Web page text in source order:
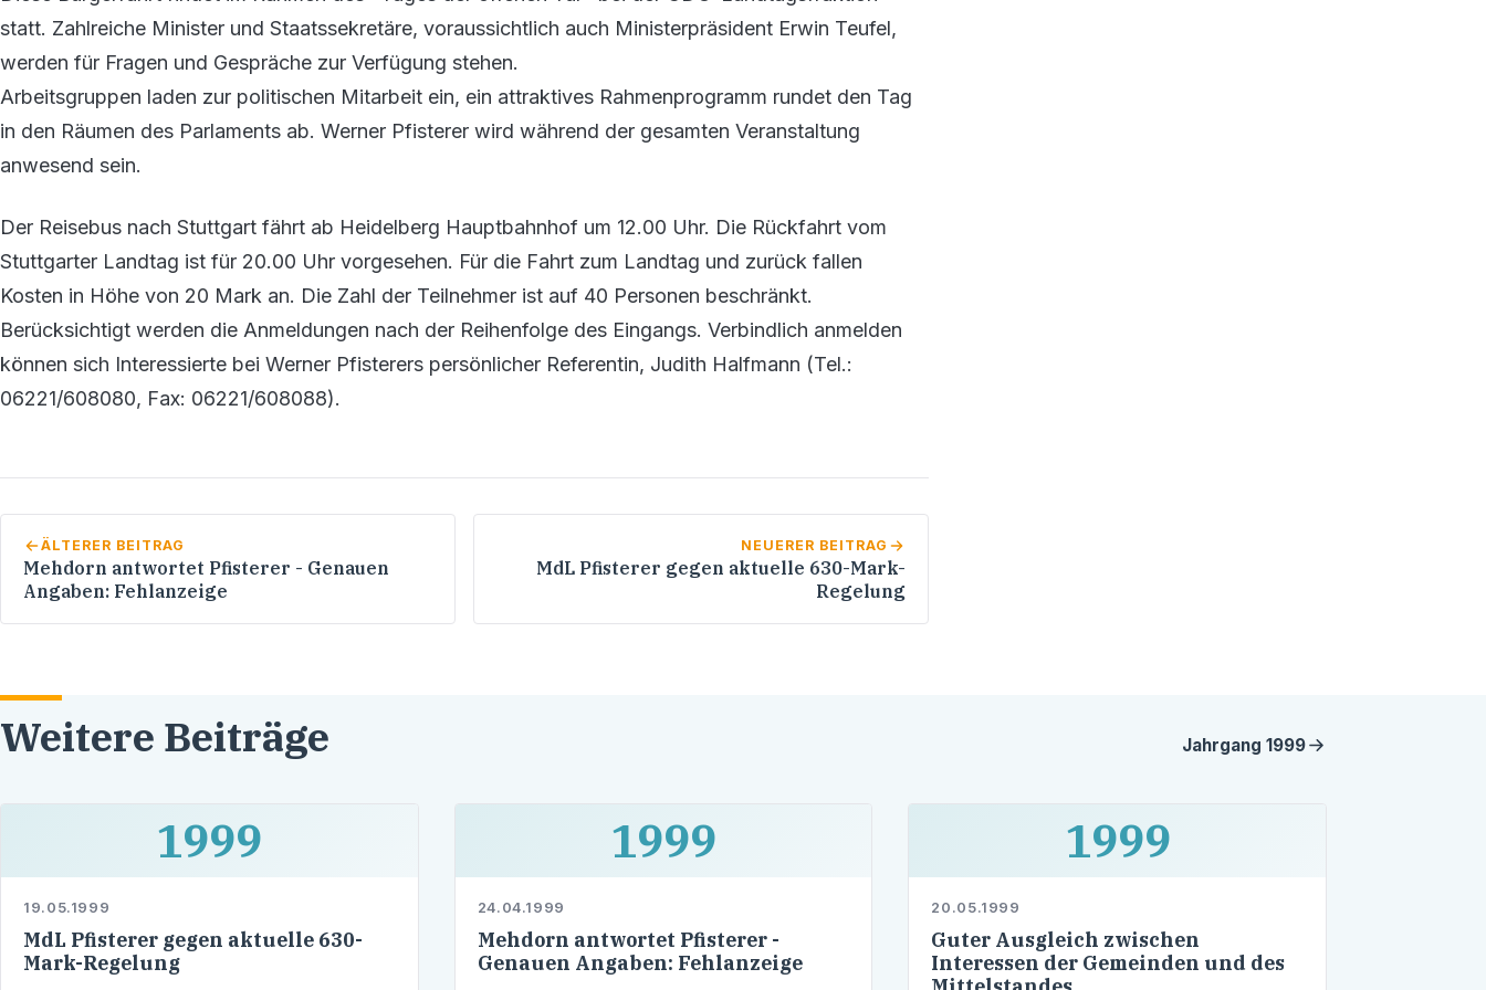
statt. Zahlreiche Minister und Staatssekretäre, voraussichtlich auch Ministerpräsident Erwin Teufel,
werden für Fragen und Gespräche zur Verfügung stehen.
Arbeitsgruppen laden zur politischen Mitarbeit ein, ein attraktives Rahmenprogramm rundet den Tag
in den Räumen des Parlaments ab. Werner Pfisterer wird während der gesamten Veranstaltung
anwesend sein.
Der Reisebus nach Stuttgart fährt ab Heidelberg Hauptbahnhof um 12.00 Uhr. Die Rückfahrt vom
Stuttgarter Landtag ist für 20.00 Uhr vorgesehen. Für die Fahrt zum Landtag und zurück fallen
Kosten in Höhe von 20 Mark an. Die Zahl der Teilnehmer ist auf 40 Personen beschränkt.
Berücksichtigt werden die Anmeldungen nach der Reihenfolge des Eingangs. Verbindlich anmelden
können sich Interessierte bei Werner Pfisterers persönlicher Referentin, Judith Halfmann (Tel.:
06221/608080, Fax: 06221/608088).
ÄLTERER BEITRAG
Mehdorn antwortet Pfisterer - Genauen
Angaben: Fehlanzeige
NEUERER BEITRAG
MdL Pfisterer gegen aktuelle 630-Mark-
Regelung
Weitere Beiträge Jahrgang 1999
1999
19.05.1999
MdL Pfisterer gegen aktuelle 630-
Mark-Regelung
1999
24.04.1999
Mehdorn antwortet Pfisterer -
Genauen Angaben: Fehlanzeige
1999
20.05.1999
Guter Ausgleich zwischen
Interessen der Gemeinden und des